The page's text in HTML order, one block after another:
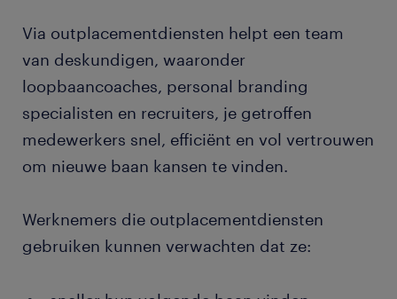
Via outplacementdiensten helpt een team
van deskundigen, waaronder
loopbaancoaches, personal branding
specialisten en recruiters, je getroffen
medewerkers snel, efficiënt en vol vertrouwen
om nieuwe baan kansen te vinden.
Werknemers die outplacementdiensten
gebruiken kunnen verwachten dat ze: